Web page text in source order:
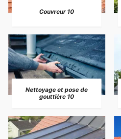
Couvreur 10
Nettoyage et pose de
gouttière 10